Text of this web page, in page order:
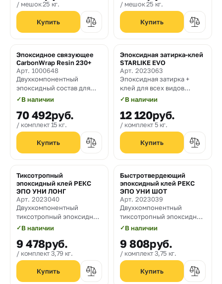
крупного формата и
натурального камня.
мешок 25 кг.
крупного формата и
натурального камня.
мешок 25 кг.
Эпоксидное связующее
CarbonWrap Resin 230+
Арт. 1000648
Двухкомпонентный
эпоксидный состав для
пропитки систем
CarbonWrap "сухим"
способом
✓В наличии
70 492руб.
комплект 15 кг.
Эпоксидная затирка-клей
STARLIKE EVO
Арт. 2023063
Эпоксидная затирка +
клей для всех видов
облицовки.
✓В наличии
12 120руб.
комплект 5 кг.
Тиксотропный
эпоксидный клей РЕКС
ЭПО УНИ ЛОНГ
Арт. 2023040
Двухкомпонентный
тиксотропный эпоксидный
клей
✓В наличии
9 478руб.
комплект 3,79 кг.
Быстротвердеющий
эпоксидный клей РЕКС
ЭПО УНИ ШОТ
Арт. 2023039
Двухкомпонентный
тиксотропный эпоксидный
клей с высокой скоростью
✓В наличии
9 808руб.
комплект 3,75 кг.